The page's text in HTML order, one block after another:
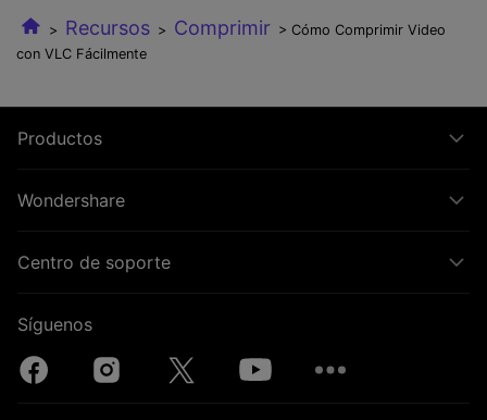
> Recursos > Comprimir > Cómo Comprimir Video
con VLC Fácilmente
Productos
Wondershare
Centro de soporte
Síguenos